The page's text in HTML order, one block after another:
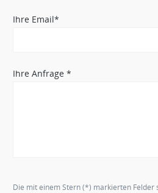
Ihre Email*
Ihre Anfrage *
Die mit einem Stern (*) markierten Felder